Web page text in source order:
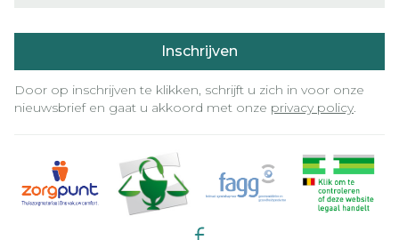
Inschrijven
Door op inschrijven te klikken, schrijft u zich in voor onze
nieuwsbrief en gaat u akkoord met onze privacy policy.